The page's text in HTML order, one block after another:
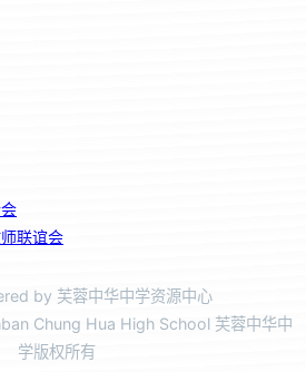
联谊会
by 芙蓉中华中学资源中心
Chung Hua High School 芙蓉中华中
学版权所有